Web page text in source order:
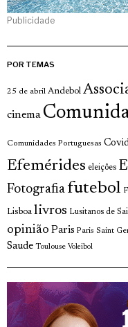
Publicidade
POR TEMAS
25 de abril Andebol
cinema
Comunidades Portuguesas
Efemérides eleições
Fotografia futebol
Lisboa livros Lusitanos de
opinião Paris Paris Saint
Saude Toulouse Voleibol